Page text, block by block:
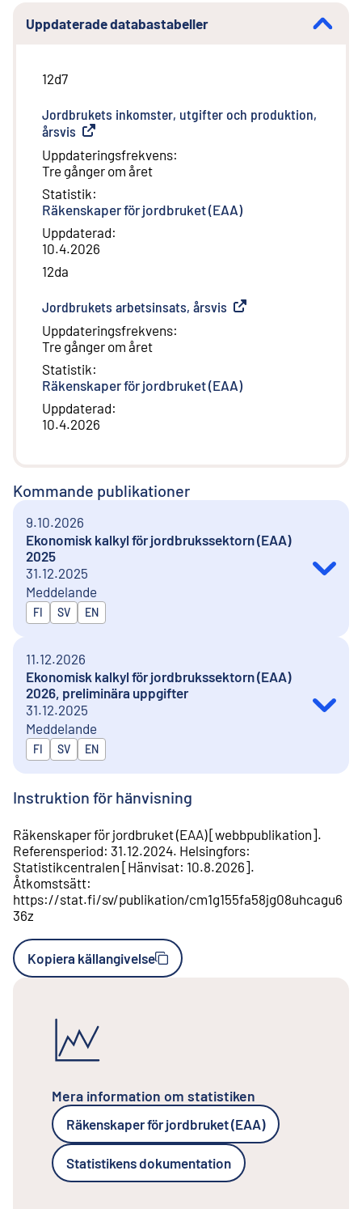
Uppdaterade databastabeller
12d7
Jordbrukets inkomster, utgifter och produktion,
årsvis Extern länk
Uppdateringsfrekvens:
Tre gånger om året
Statistik:
Räkenskaper för jordbruket (EAA)
Uppdaterad:
10.4.2026
12da
Jordbrukets arbetsinsats, årsvis Extern länk
Uppdateringsfrekvens:
Tre gånger om året
Statistik:
Räkenskaper för jordbruket (EAA)
Uppdaterad:
10.4.2026
Kommande publikationer
9.10.2026
Ekonomisk kalkyl för jordbrukssektorn (EAA)
2025
31.12.2025
Meddelande
Publiceras på
FI SV EN
11.12.2026
Ekonomisk kalkyl för jordbrukssektorn (EAA)
2026, preliminära uppgifter
31.12.2025
Meddelande
Publiceras på
FI SV EN
Instruktion för hänvisning
Räkenskaper för jordbruket (EAA)[webbpublikation].
Referensperiod: 31.12.2024. Helsingfors:
Statistikcentralen [Hänvisat: 10.8.2026].
Åtkomstsätt:
https://stat.fi/sv/publikation/cm1g155fa58jg08uhcagu6
36z
Kopiera källangivelse
Mera information om statistiken
Räkenskaper för jordbruket (EAA)
Statistikens dokumentation